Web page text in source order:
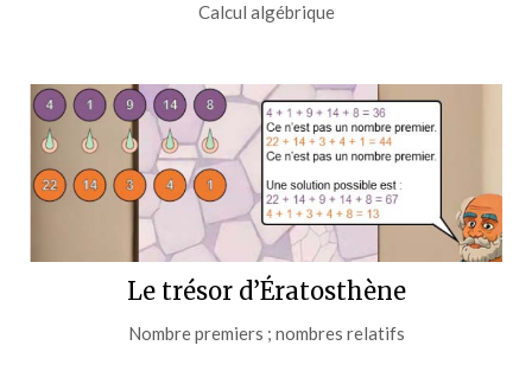
Calcul algébrique
Le trésor d’Ératosthène
Nombre premiers ; nombres relatifs